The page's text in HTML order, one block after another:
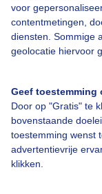
voor
contentmetingen,
diensten. Sommige
geolocatie hiervoor
Geef toestemming
Door op "Gratis" te
bovenstaande
toestemming wenst
advertentievrije
klikken.
Bedrijfsgegevens
Veelgestelde
Toegankelijkheid
Adverteren
Buienradar Team